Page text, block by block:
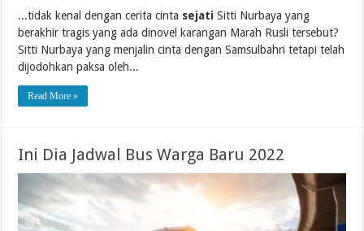
...tidak kenal dengan cerita cinta sejati Sitti Nurbaya yang
berakhir tragis yang ada dinovel karangan Marah Rusli tersebut?
Sitti Nurbaya yang menjalin cinta dengan Samsulbahri tetapi telah
dijodohkan paksa oleh...
Read More »
Ini Dia Jadwal Bus Warga Baru 2022